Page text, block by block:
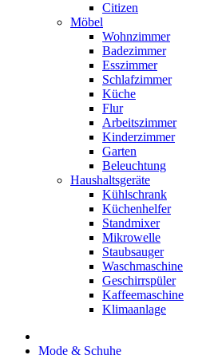
Citizen
Möbel
Wohnzimmer
Badezimmer
Esszimmer
Schlafzimmer
Küche
Flur
Arbeitszimmer
Kinderzimmer
Garten
Beleuchtung
Haushaltsgeräte
Kühlschrank
Küchenhelfer
Standmixer
Mikrowelle
Staubsauger
Waschmaschine
Geschirrspüler
Kaffeemaschine
Klimaanlage
Mode & Schuhe